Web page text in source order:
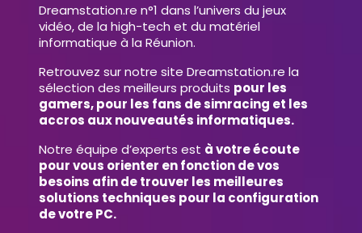
Dreamstation.re n°1 dans l’univers du jeux
vidéo, de la high-tech et du matériel
informatique à la Réunion.
Retrouvez sur notre site Dreamstation.re la
sélection des meilleurs produits pour les
gamers, pour les fans de simracing et les
accros aux nouveautés informatiques.
Notre équipe d’experts est à votre écoute
pour vous orienter en fonction de vos
besoins afin de trouver les meilleures
solutions techniques pour la configuration
de votre PC.